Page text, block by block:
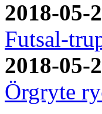
2018-05-
Futsal-
2018-05-
Örgryte